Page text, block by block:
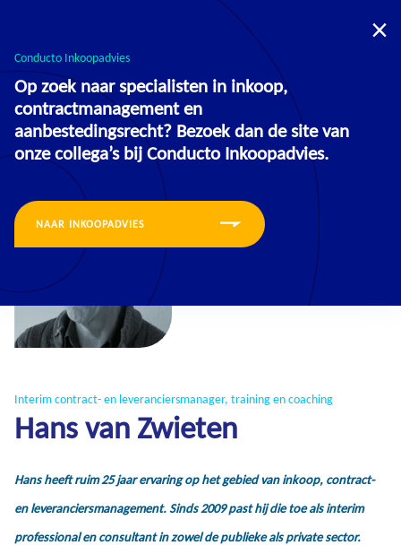
Inkoopadvies
Interim contract- en leveranciersmanager, training en coaching
Hans van Zwieten
Hans heeft ruim 25 jaar ervaring op het gebied van inkoop, contract-
en leveranciersmanagement. Sinds 2009 past hij die toe als interim
professional en consultant in zowel de publieke als private sector.
Conducto Inkoopadvies
Op zoek naar specialisten in inkoop,
contractmanagement en
aanbestedingsrecht? Bezoek dan de site van
onze collega’s bij Conducto Inkoopadvies.
NAAR INKOOPADVIES